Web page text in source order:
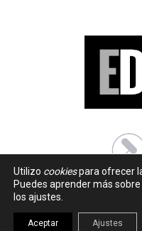
Utilizo cookiespara ofrecer
Puedes aprender más sobre
los ajustes.
Aceptar Ajustes